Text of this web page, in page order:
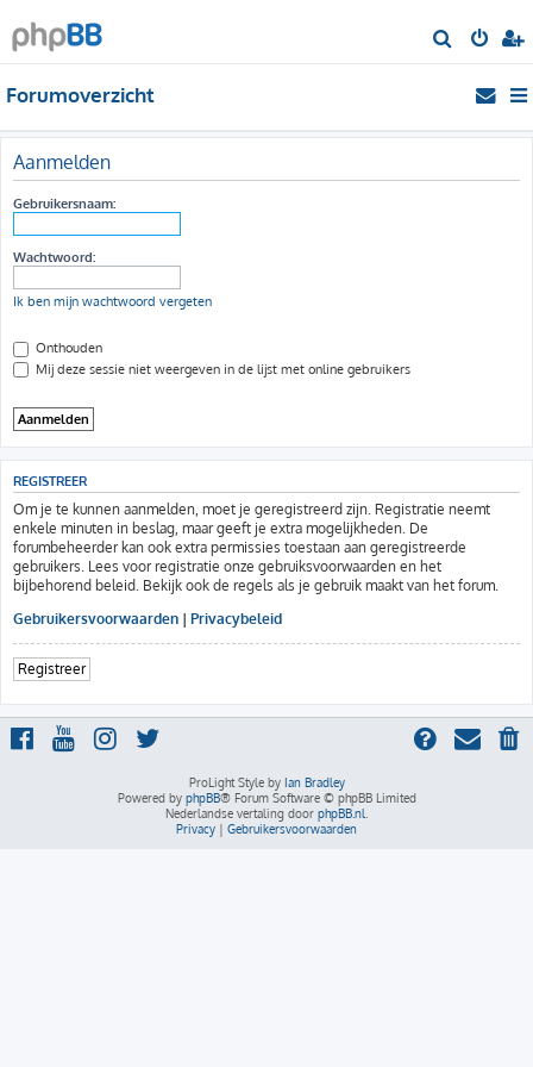
o
Forumoverzicht
Aanmelden
Gebruikersnaam:
Wachtwoord:
Ik ben mijn wachtwoord vergeten
Onthouden
Mij deze sessie niet weergeven in de lijst met online gebruikers
REGISTREER
Om je te kunnen aanmelden, moet je geregistreerd zijn. Registratie neemt
enkele minuten in beslag, maar geeft je extra mogelijkheden. De
forumbeheerder kan ook extra permissies toestaan aan geregistreerde
gebruikers. Lees voor registratie onze gebruiksvoorwaarden en het
bijbehorend beleid. Bekijk ook de regels als je gebruik maakt van het forum.
Gebruikersvoorwaarden | Privacybeleid
Registreer
ProLight Style by Ian Bradley
Powered by phpBB® Forum Software © phpBB Limited
Nederlandse vertaling door phpBB.nl
Privacy | Gebruikersvoorwaarden